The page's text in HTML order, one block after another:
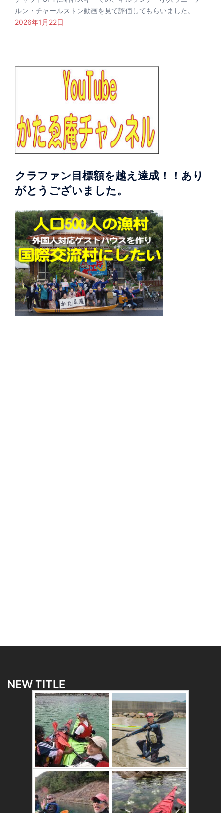
ルン・チャールストン動画を見て評価してもらいました。
2026年1月22日
クラファン目標額を越え達成！！あり
がとうございました。
NEW TITLE